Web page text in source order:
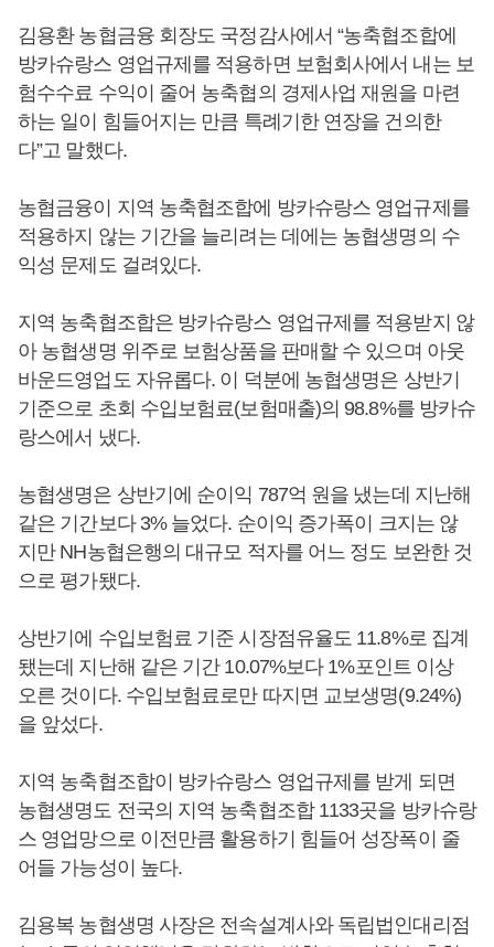
김용환 농협금융 회장도 국정감사에서 “농축협조합에
방카슈랑스 영업규제를 적용하면 보험회사에서 내는 보
험수수료 수익이 줄어 농축협의 경제사업 재원을 마련
하는 일이 힘들어지는 만큼 특례기한 연장을 건의한
다”고 말했다.
농협금융이 지역 농축협조합에 방카슈랑스 영업규제를
적용하지 않는 기간을 늘리려는 데에는 농협생명의 수
익성 문제도 걸려있다.
지역 농축협조합은 방카슈랑스 영업규제를 적용받지 않
아 농협생명 위주로 보험상품을 판매할 수 있으며 아웃
바운드영업도 자유롭다. 이 덕분에 농협생명은 상반기
기준으로 초회 수입보험료(보험매출)의 98.8%를 방카슈
랑스에서 냈다.
농협생명은 상반기에 순이익 787억 원을 냈는데 지난해
같은 기간보다 3% 늘었다. 순이익 증가폭이 크지는 않
지만 NH농협은행의 대규모 적자를 어느 정도 보완한 것
으로 평가됐다.
상반기에 수입보험료 기준 시장점유율도 11.8%로 집계
됐는데 지난해 같은 기간 10.07%보다 1%포인트 이상
오른 것이다. 수입보험료로만 따지면 교보생명(9.24%)
을 앞섰다.
지역 농축협조합이 방카슈랑스 영업규제를 받게 되면
농협생명도 전국의 지역 농축협조합 1133곳을 방카슈랑
스 영업망으로 이전만큼 활용하기 힘들어 성장폭이 줄
어들 가능성이 높다.
김용복 농협생명 사장은 전속설계사와 독립법인대리점